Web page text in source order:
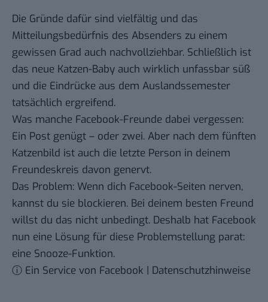
Die Gründe dafür sind vielfältig und das
Mitteilungsbedürfnis des Absenders zu einem
gewissen Grad auch nachvollziehbar. Schließlich ist
das neue Katzen-Baby auch wirklich unfassbar süß
und die Eindrücke aus dem Auslandssemester
tatsächlich ergreifend.
Was manche Facebook-Freunde dabei vergessen:
Ein Post genügt – oder zwei. Aber nach dem fünften
Katzenbild ist auch die letzte Person in deinem
Freundeskreis davon genervt.
Das Problem: Wenn dich Facebook-Seiten nerven,
kannst du sie blockieren. Bei deinem besten Freund
willst du das nicht unbedingt. Deshalb hat Facebook
nun eine Lösung für diese Problemstellung parat:
eine Snooze-Funktion.
ⓘ Ein Service von Facebook | Datenschutzhinweise